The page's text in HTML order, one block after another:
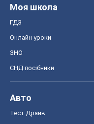
Моя школа
ГДЗ
Онлайн уроки
ЗНО
СНД посібники
Авто
Тест Драйв